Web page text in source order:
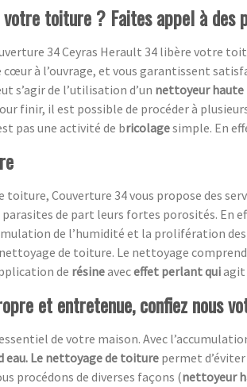
toiture ? Faites appel à des
34 Ceyras Herault 34 libère votre
à l’ouvrage, et vous garantissent
s’agir de l’utilisation d’un nettoyeur haute
finir, il est possible de procéder à
pas une activité de bricolagesimple. En
toiture, Couverture 34 vous propose des
parasites de part leurs fortes porosités. En
de l’humidité et la prolifération des
de toiture. Le nettoyage
de résineaveceffet perlant quiagit
et entretenue, confiez nous
de votre maison. Avec
Le nettoyage de toiture permet
procédons de diverses façons (nettoyeur